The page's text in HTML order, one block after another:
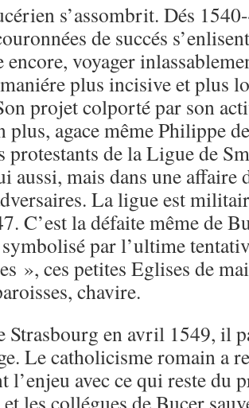
s’assombrit. Dés
de succés
encore, voyager
plus incisive et plus
projet colporté par son
plus, agace même Philippe
protestants de la Ligue de
aussi, mais dans une
La ligue est
C’est la défaite même de
par l’ultime
», ces petites Eglises de
chavire.
Strasbourg en avril 1549, il
Le catholicisme romain a
l’enjeu avec ce qui reste du
les collégues de Bucer